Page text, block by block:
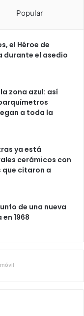
Popular
el Héroe de
durante el asedio
zona azul: así
a toda la
ya está
cerámicos con
citaron a
de una nueva
1968